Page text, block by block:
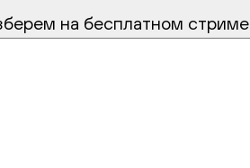
на бесплатном стриме